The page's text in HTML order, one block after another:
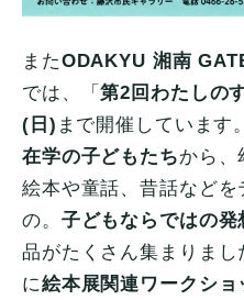
またODAKYU 湘南
では、「第2回わたしの
(日) まで開催しています
在学の子どもたちから、
絵本や童話、昔話など
の。 子どもならではの発
品がたくさん集まりま
に絵本展関連ワークショ